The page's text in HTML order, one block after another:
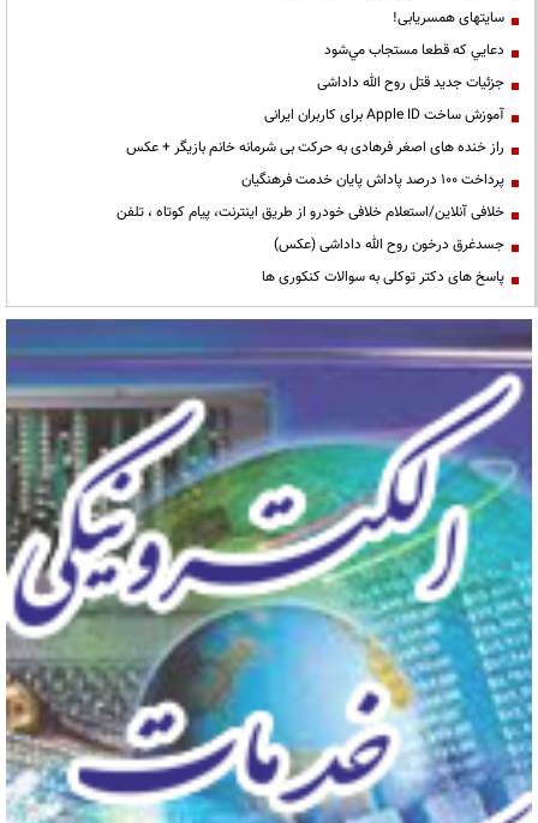
سایتهای همسریابی!
دعايي كه قطعا مستجاب مي‌شود
جزئیات جدید قتل روح الله داداشی
آموزش ساخت Apple ID برای کاربران ایرانی
راز خنده های اصغر فرهادی به حرکت بی شرمانه خانم بازیگر + عکس
پرداخت ۱۰۰ درصد پاداش پایان خدمت فرهنگیان
خلافی آنلاین/استعلام خلافی خودرو از طریق اینترنت، پیام کوتاه ، تلفن
جسدغرق درخون روح الله داداشی (عکس)
پاسخ های دکتر توکلی به سوالات کنکوری ها